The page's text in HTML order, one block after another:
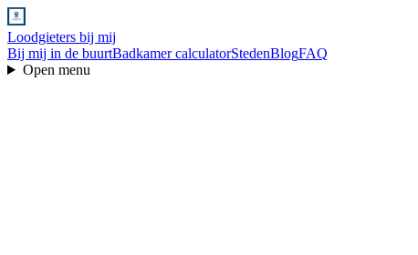
Loodgieters bij mij
Bij mij in de buurtBadkamer calculatorStedenBlogFAQ
Open menu